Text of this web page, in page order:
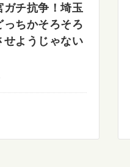
ガチ抗争！埼玉
っちかそろそろ
せようじゃない